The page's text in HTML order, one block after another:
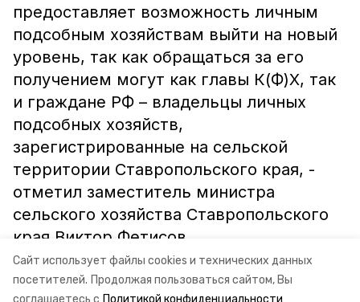
Сайт использует файлы cookies и технических данных
посетителей. Продолжая пользоваться сайтом, Вы
соглашаетесь с Политикой конфиденциальности
предоставляет возможность личным
подсобным хозяйствам выйти на новый
уровень, так как обращаться за его
получением могут как главы К(Ф)Х, так
и граждане РФ – владельцы личных
подсобных хозяйств,
зарегистрированные на сельской
территории Ставропольского края, -
отметил заместитель министра
сельского хозяйства Ставропольского
края Виктор Фетисов.
Информация: минсельхоз СК